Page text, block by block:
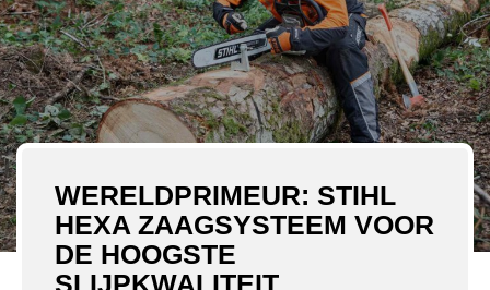
WERELDPRIMEUR: STIHL
HEXA ZAAGSYSTEEM VOOR
DE HOOGSTE
SLIJPKWALITEIT